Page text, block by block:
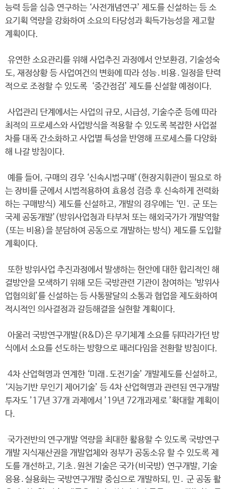
능력 등을 심층 연구하는 ‘사전개념연구’ 제도를 신설하는 등 소
요기획 역량을 강화하여 소요의 타당성과 획득가능성을 제고할
계획이다.
유연한 소요관리를 위해 사업추진 과정에서 안보환경, 기술성숙
도, 재정상황 등 사업여건의 변화에 따라 성능․비용․일정을 탄력
적으로 조정할 수 있도록 ‘중간점검’ 제도를 신설할 예정이다.
사업관리 단계에서는 사업의 규모, 시급성, 기술수준 등에 따라
최적의 프로세스와 사업방식을 적용할 수 있도록 복잡한 사업절
차를 대폭 간소화하고 사업별 특성을 반영해 프로세스를 다양화
해 나갈 방침이다.
예를 들어, 구매의 경우 ‘신속시범구매’(현장지휘관이 필요로 하
는 장비를 군에서 시범적용하여 효용성 검증 후 신속하게 전력화
하는 구매방식) 제도를 신설하고, 개발의 경우에는 ‘민․ 군 또는
국제 공동개발’(방위사업청과 타부처 또는 해외국가가 개발역할
(또는 비용)을 분담하여 공동으로 개발하는 방식) 제도를 도입할
계획이다.
또한 방위사업 추진과정에서 발생하는 현안에 대한 합리적인 해
결방안을 모색하기 위해 모든 국방관련 기관이 참여하는 ‘방위사
업협의회’를 신설하는 등 사통팔달의 소통과 협업을 제도화하여
적시적인 의사결정과 갈등해결을 실현할 계획이다.
아울러 국방연구개발(R&D)은 무기체계 소요를 뒤따라가던 방
식에서 소요를 선도하는 방향으로 패러다임을 전환할 방침이다.
4차 산업혁명과 연계한 ‘미래․도전기술’ 개발제도를 신설하고,
‘지능기반 무인기 제어기술’ 등 4차 산업혁명과 관련된 연구개발
투자도 ’17년 37개 과제에서 ’19년 72개과제로 ’확대할 계획이
다.
국가전반의 연구개발 역량을 최대한 활용할 수 있도록 국방연구
개발 지식재산권을 개발업체와 정부가 공동소유 할 수 있도록 제
도를 개선하고, 기초․원천 기술은 국가(비국방) 연구개발, 기술
응용․실용화는 국방연구개발 중심으로 개발하되, 민․ 군 공동 활